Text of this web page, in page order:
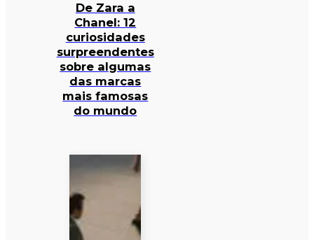
De Zara a
Chanel: 12
curiosidades
surpreendentes
sobre algumas
das marcas
mais famosas
do mundo